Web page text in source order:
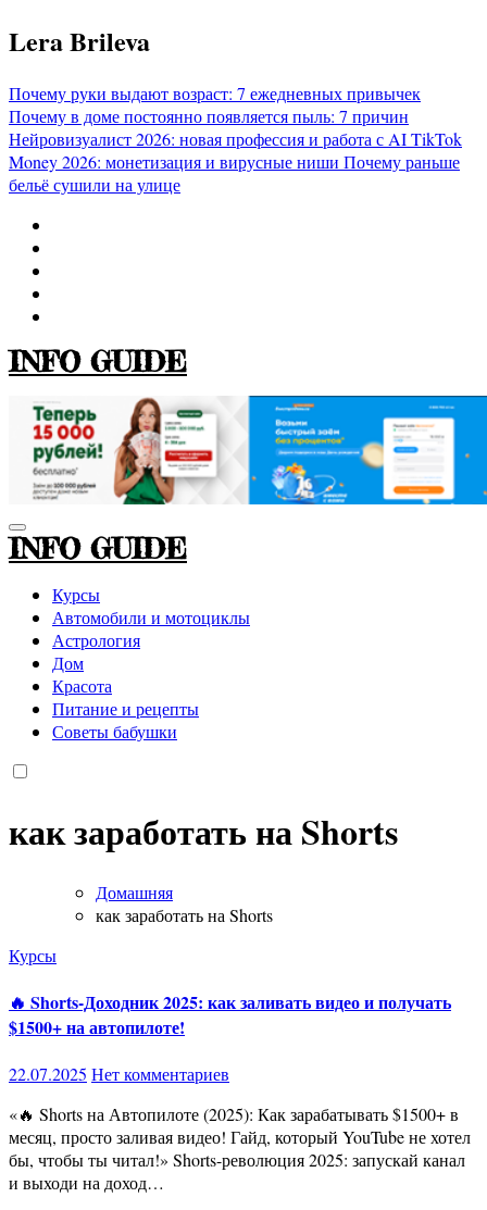
Перейти
к
Lera Brileva
Почему руки выдают возраст: 7 ежедневных привычек
Почему в доме постоянно появляется пыль: 7 причин
Нейровизуалист 2026: новая профессия и работа с AITikTok
Money 2026: монетизация и вирусные ниши Почему раньше
бельё сушили на улице
INFO GUIDE
INFO GUIDE
Курсы
Автомобили и мотоциклы
Астрология
Дом
Красота
Питание и рецепты
Советы бабушки
как заработать на Shorts
Домашняя
как заработать на Shorts
Курсы
🔥 Shorts-Доходник 2025: как заливать видео и получать
$1500+ на автопилоте!
22.07.2025 Нет комментариев
«🔥 Shorts на Автопилоте (2025): Как зарабатывать $1500+ в
месяц, просто заливая видео! Гайд, который YouTube не хотел
бы, чтобы ты читал!» Shorts-революция 2025: запускай канал
и выходи на доход…